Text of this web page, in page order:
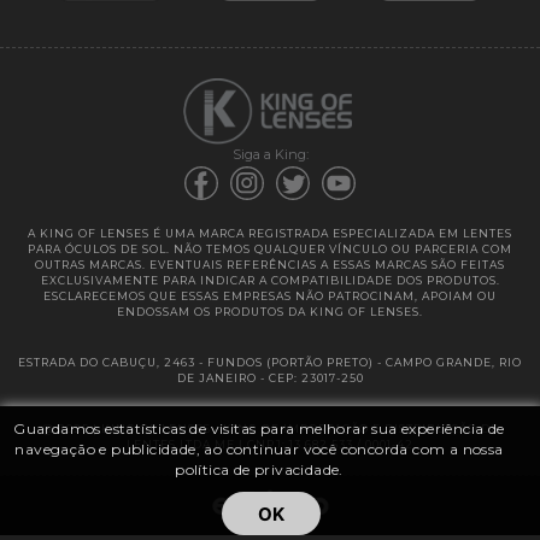
Guardamos estatísticas de visitas para melhorar sua experiência de
navegação e publicidade, ao continuar você concorda com a nossa
política de privacidade.
OK
Siga a King:
A KING OF LENSES É UMA MARCA REGISTRADA ESPECIALIZADA EM LENTES
PARA ÓCULOS DE SOL. NÃO TEMOS QUALQUER VÍNCULO OU PARCERIA COM
OUTRAS MARCAS. EVENTUAIS REFERÊNCIAS A ESSAS MARCAS SÃO FEITAS
EXCLUSIVAMENTE PARA INDICAR A COMPATIBILIDADE DOS PRODUTOS.
ESCLARECEMOS QUE ESSAS EMPRESAS NÃO PATROCINAM, APOIAM OU
ENDOSSAM OS PRODUTOS DA KING OF LENSES.
ESTRADA DO CABUÇU, 2463 - FUNDOS (PORTÃO PRETO) - CAMPO GRANDE, RIO
DE JANEIRO - CEP: 23017-250
@ 2025 | KING OF LENSES - KING OF IMPORTAÇÃO E DISTRIBUIÇÃO DE
LENTES LTDA ME | CNPJ: 13.682.533 / 0001-42